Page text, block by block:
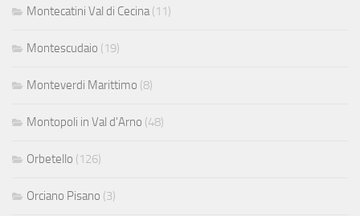
Montecatini Val di Cecina (11)
Montescudaio (19)
Monteverdi Marittimo (8)
Montopoli in Val d'Arno (48)
Orbetello (126)
Orciano Pisano (3)